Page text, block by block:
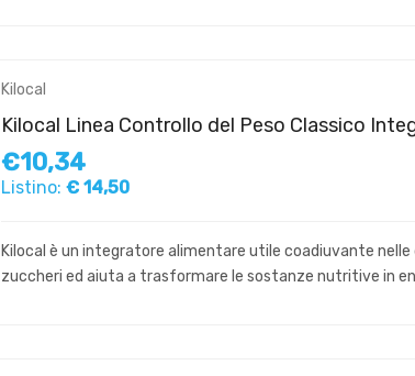
Kilocal
Kilocal Linea Controllo del Peso Classico
€10,34
Listino: € 14,50
Kilocal è un integratore alimentare utile coadiuvante
zuccheri ed aiuta a trasformare le sostanze nutritive in